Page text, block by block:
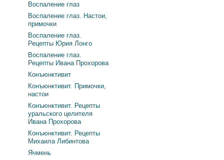
Воспаление глаз
Воспаление глаз. Настои,
примочки
Воспаление глаз.
Рецепты Юрия Лонго
Воспаление глаз.
Рецепты Ивана Прохорова
Конъюнктивит
Конъюнктивит. Примочки,
настои
Конъюнктивит. Рецепты
уральского целителя
Ивана Прохорова
Конъюнктивит. Рецепты
Михаила Либинтова
Ячмень